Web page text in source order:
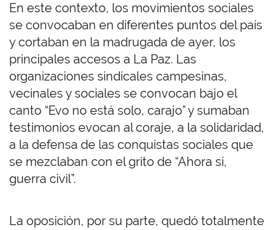
En este contexto, los movimientos sociales
se convocaban en diferentes puntos del país
y cortaban en la madrugada de ayer, los
principales accesos a La Paz. Las
organizaciones sindicales campesinas,
vecinales y sociales se convocan bajo el
canto “Evo no está solo, carajo” y sumaban
testimonios evocan al coraje, a la solidaridad,
a la defensa de las conquistas sociales que
se mezclaban con el grito de “Ahora sí,
guerra civil”.
La oposición, por su parte, quedó totalmente